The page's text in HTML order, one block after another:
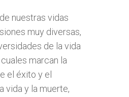
nuestras vidas
muy diversas,
de la vida
marcan la
el éxito y el
vida y la muerte,